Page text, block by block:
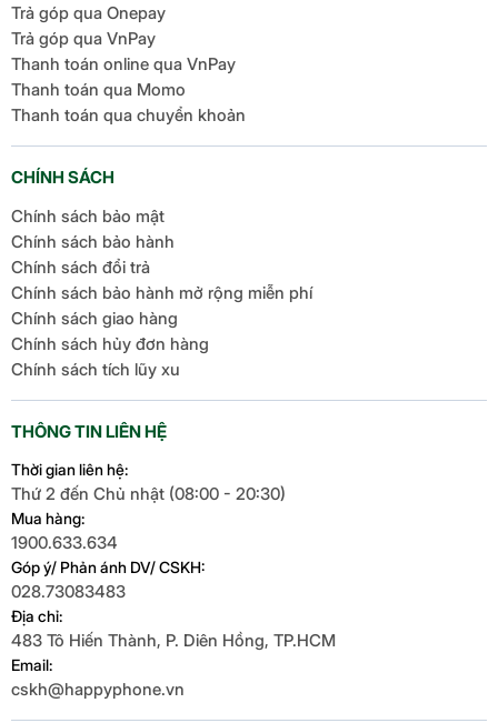
Trả góp qua Onepay
Trả góp qua VnPay
Thanh toán online qua VnPay
Thanh toán qua Momo
Thanh toán qua chuyển khoản
CHÍNH SÁCH
Chính sách bảo mật
Chính sách bảo hành
Chính sách đổi trả
Chính sách bảo hành mở rộng miễn phí
Chính sách giao hàng
Chính sách hủy đơn hàng
Chính sách tích lũy xu
THÔNG TIN LIÊN HỆ
Thời gian liên hệ:
Thứ 2 đến Chủ nhật (08:00 - 20:30)
Mua hàng:
1900.633.634
Góp ý/ Phản ánh DV/ CSKH:
028.73083483
Địa chỉ:
483 Tô Hiến Thành, P. Diên Hồng, TP.HCM
Email:
cskh@happyphone.vn